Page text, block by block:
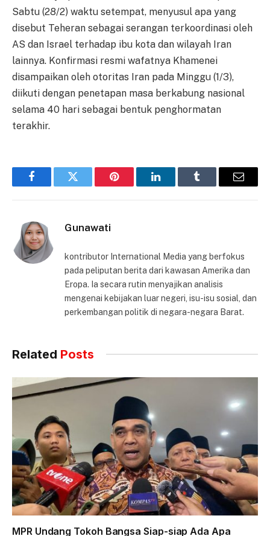
Sabtu (28/2) waktu setempat, menyusul apa yang
disebut Teheran sebagai serangan terkoordinasi oleh
AS dan Israel terhadap ibu kota dan wilayah Iran
lainnya. Konfirmasi resmi wafatnya Khamenei
disampaikan oleh otoritas Iran pada Minggu (1/3),
diikuti dengan penetapan masa berkabung nasional
selama 40 hari sebagai bentuk penghormatan
terakhir.
FacebookTwitter Pinterest LinkedInTumblr Email
Gunawati
kontributor International Media yang berfokus
pada peliputan berita dari kawasan Amerika dan
Eropa. Ia secara rutin menyajikan analisis
mengenai kebijakan luar negeri, isu-isu sosial, dan
perkembangan politik di negara-negara Barat.
Related Posts
MPR Undang Tokoh Bangsa Siap-siap Ada Apa